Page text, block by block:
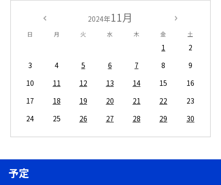
2024年11月
日 月 火 水 木 金 土
1
2
3
4 5 6 7 8
9
10
11 12 13 14 15
16
17
18 19 20 21 22
23
24
25 26 27 28 29 30
予定